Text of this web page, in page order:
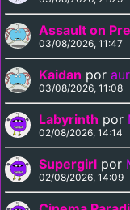
Assault on
03/08/2026, 11:47
Kaidan por
03/08/2026, 11:08
Labyrinth por
02/08/2026, 14:14
Supergirl por
02/08/2026, 14:09